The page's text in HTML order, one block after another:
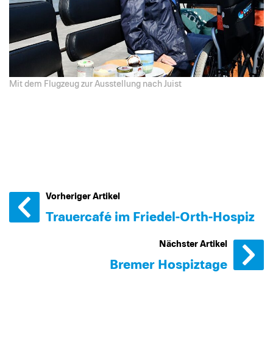
Mit dem Flugzeug zur Ausstellung nach Juist
Vorheriger Artikel
Trauercafé im Friedel-Orth-Hospiz
Nächster Artikel
Bremer Hospiztage